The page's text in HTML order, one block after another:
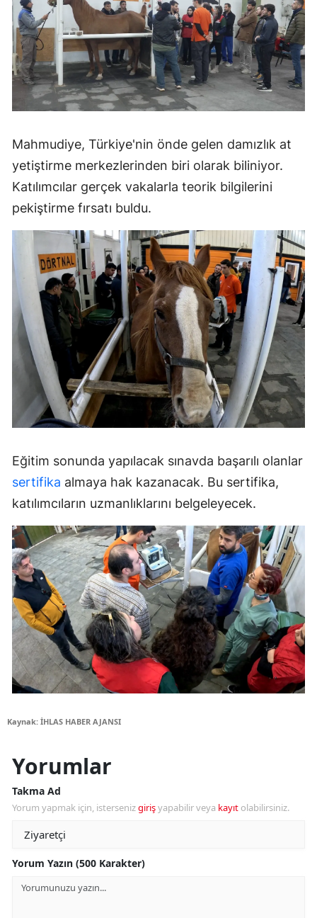
Mahmudiye, Türkiye'nin önde gelen damızlık at
yetiştirme merkezlerinden biri olarak biliniyor.
Katılımcılar gerçek vakalarla teorik bilgilerini
pekiştirme fırsatı buldu.
Eğitim sonunda yapılacak sınavda başarılı olanlar
sertifika almaya hak kazanacak. Bu sertifika,
katılımcıların uzmanlıklarını belgeleyecek.
Kaynak: İHLAS HABER AJANSI
Yorumlar
Takma Ad
Yorum yapmak için, istersenizgirişyapabilir veya kayıt olabilirsiniz.
Yorum Yazın (500 Karakter)